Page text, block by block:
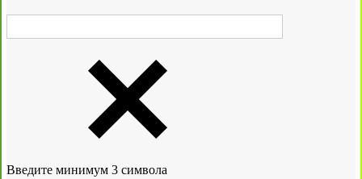
Введите минимум 3 символа